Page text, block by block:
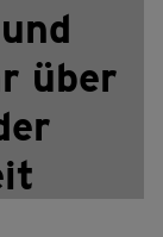
über